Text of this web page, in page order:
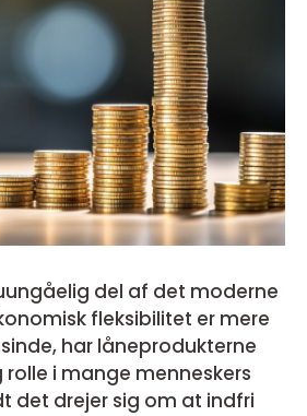
del af det moderne
fleksibilitet er mere
har låneprodukterne
i mange menneskers
det drejer sig om at indfri